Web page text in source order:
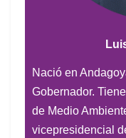
Nació en
Gobernador.
de Medio
vicepresidencial